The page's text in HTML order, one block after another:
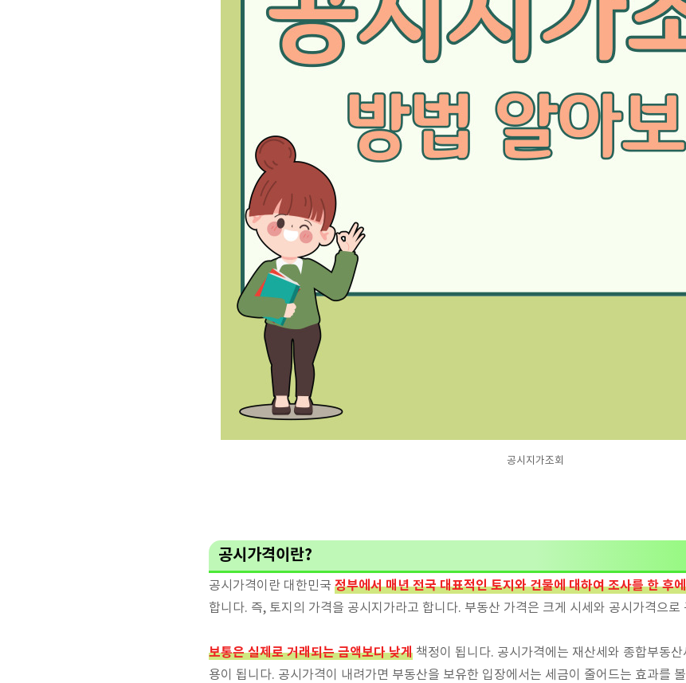
공시지가조회
공시가격이란?
공시가격이란 대한민국 정부에서 매년 전국 대표적인 토지와 건물에 대하여 조사를 한 후
합니다. 즉, 토지의 가격을 공시지가라고 합니다. 부동산 가격은 크게 시세와 공시가격으로
보통은 실제로 거래되는 금액보다 낮게 책정이 됩니다. 공시가격에는 재산세와 종합부동
용이 됩니다. 공시가격이 내려가면 부동산을 보유한 입장에서는 세금이 줄어드는 효과를